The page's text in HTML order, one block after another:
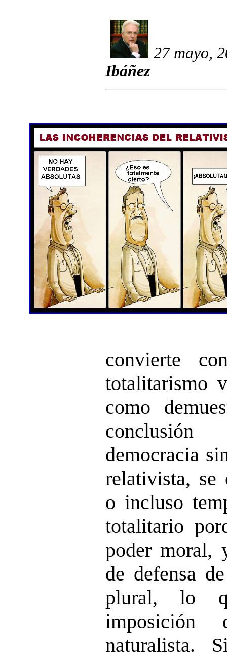
27 mayo,
Ibáñez
convierte
totalitarismo
como
democracia
relativista, se
o incluso
totalitario
poder moral,
de defensa
plural, lo
imposición
naturalista.